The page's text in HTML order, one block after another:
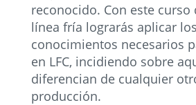
reconocido. Con este curso
línea fría lograrás aplicar los
conocimientos necesarios
en LFC, incidiendo sobre
diferencian de cualquier
producción.